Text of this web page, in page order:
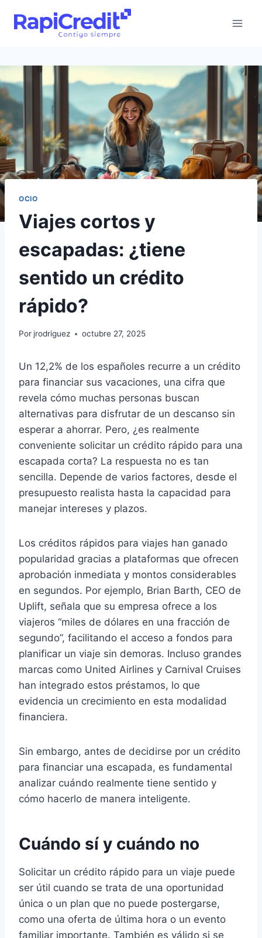
OCIO
Viajes cortos y
escapadas: ¿tiene
sentido un crédito
rápido?
Por jrodriguez octubre 27, 2025
Un 12,2% de los españoles recurre a un crédito
para financiar sus vacaciones, una cifra que
revela cómo muchas personas buscan
alternativas para disfrutar de un descanso sin
esperar a ahorrar. Pero, ¿es realmente
conveniente solicitar un crédito rápido para una
escapada corta? La respuesta no es tan
sencilla. Depende de varios factores, desde el
presupuesto realista hasta la capacidad para
manejar intereses y plazos.
Los créditos rápidos para viajes han ganado
popularidad gracias a plataformas que ofrecen
aprobación inmediata y montos considerables
en segundos. Por ejemplo, Brian Barth, CEO de
Uplift, señala que su empresa ofrece a los
viajeros “miles de dólares en una fracción de
segundo”, facilitando el acceso a fondos para
planificar un viaje sin demoras. Incluso grandes
marcas como United Airlines y Carnival Cruises
han integrado estos préstamos, lo que
evidencia un crecimiento en esta modalidad
financiera.
Sin embargo, antes de decidirse por un crédito
para financiar una escapada, es fundamental
analizar cuándo realmente tiene sentido y
cómo hacerlo de manera inteligente.
Cuándo sí y cuándo no
Solicitar un crédito rápido para un viaje puede
ser útil cuando se trata de una oportunidad
única o un plan que no puede postergarse,
como una oferta de última hora o un evento
familiar importante. También es válido si se